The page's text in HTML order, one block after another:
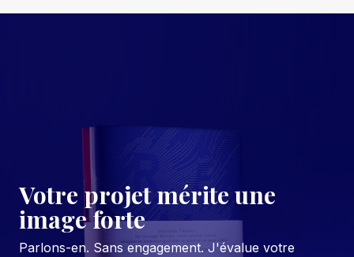
Votre projet mérite une
image forte
Parlons-en. Sans engagement. J'évalue votre